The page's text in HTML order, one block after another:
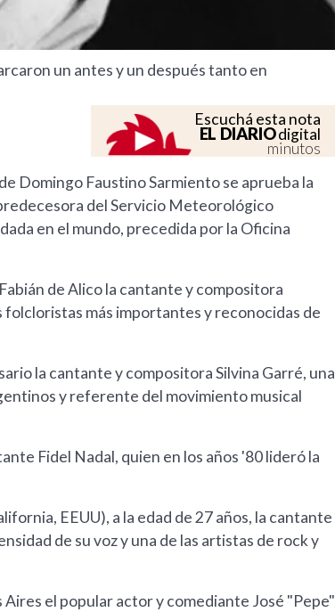
un antes y un después tanto en
Escuchá esta nota
EL DIARIOdigital
minutos
Domingo Faustino Sarmiento se aprueba la
del Servicio Meteorológico
en el mundo, precedida por la Oficina
de Alico la cantante y compositora
folcloristas más importantes y reconocidas de
la cantante y compositora Silvina Garré, una
y referente del movimiento musical
Fidel Nadal, quien en los años '80 lideró la
EEUU), a la edad de 27 años, la cantante
de su voz y una de las artistas de rock y
Aires el popular actor y comediante José "Pepe"